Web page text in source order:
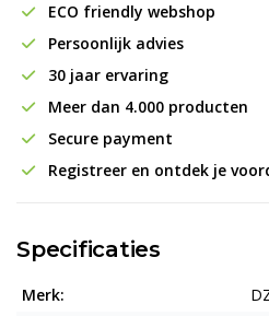
ECO friendly webshop
Persoonlijk advies
30 jaar ervaring
Meer dan 4.000 producten
Secure payment
Registreer en ontdek je
Specificaties
Merk: